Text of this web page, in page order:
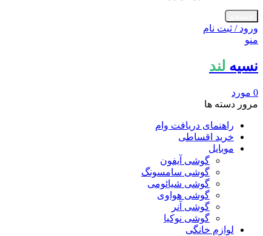
ورود / ثبت نام
منو
نسیه لند
0 مورد
مرور دسته ها
راهنمای دریافت وام
خرید اقساطی
موبایل
گوشی آیفون
گوشی سامسونگ
گوشی شیائومی
گوشی هواوی
گوشی آنر
گوشی نوکیا
لوازم خانگی